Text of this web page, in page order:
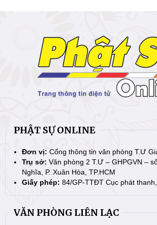
PHẬT SỰ ONLINE
Đơn vị: Cổng thông tin văn phòng T.Ư
Trụ sở: Văn phòng 2 T.Ư – GHPGVN –
Nghĩa, P. Xuân Hòa, TP.HCM
Giấy phép: 84/GP-TTĐT Cục phát
VĂN PHÒNG LIÊN LẠC